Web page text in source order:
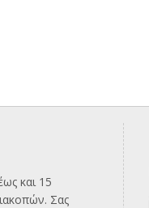
και 15
Σας